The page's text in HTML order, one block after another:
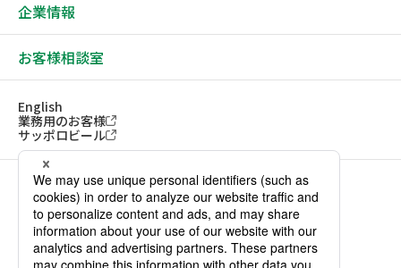
企業情報
お客様相談室
English
業務用のお客様
サッポロビール
ソーシャルメディアアカウント一覧